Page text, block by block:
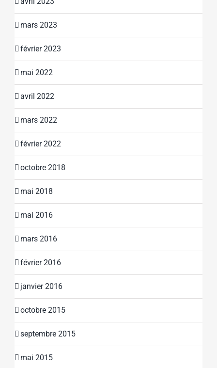
mars 2023
février 2023
mai 2022
avril 2022
mars 2022
février 2022
octobre 2018
mai 2018
mai 2016
mars 2016
février 2016
janvier 2016
octobre 2015
septembre 2015
mai 2015